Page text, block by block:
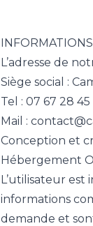
INFORMATIONS
L’adresse de
Siège social :
Tel : 07 67 28 45
Mail :
Conception et
Hébergement
L’utilisateur est
informations
demande et